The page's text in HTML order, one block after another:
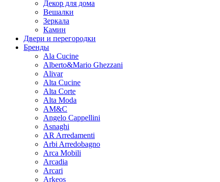
Декор для дома
Вешалки
Зеркала
Камин
Двери и перегородки
Бренды
Ala Cucine
Alberto&Mario Ghezzani
Alivar
Alta Cucine
Alta Corte
Alta Moda
AM&C
Angelo Cappellini
Asnaghi
AR Arredamenti
Arbi Arredobagno
Arca Mobili
Arcadia
Arcari
Arkeos